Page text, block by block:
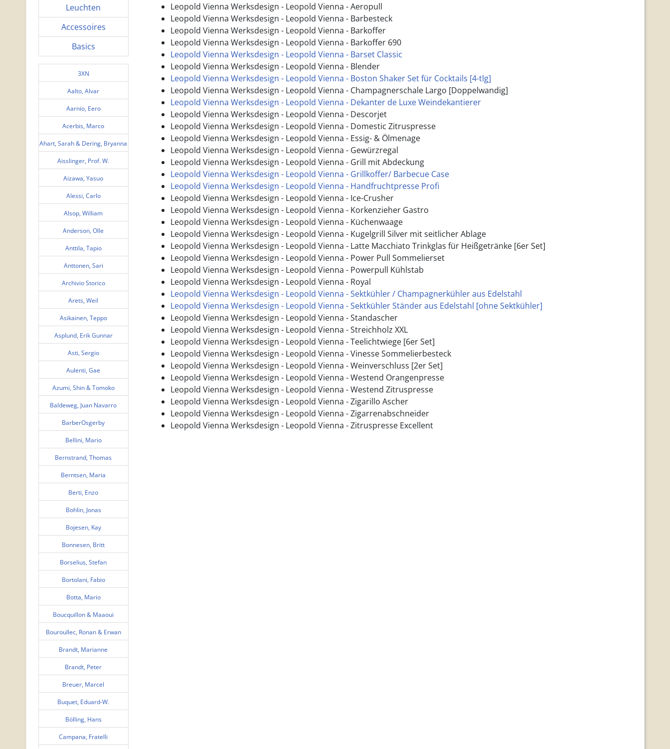
Leuchten
Accessoires
Basics
3XN
Aalto, Alvar
Aarnio, Eero
Acerbis, Marco
Ahart, Sarah & Dering, Bryanna
Aisslinger, Prof. W.
Aizawa, Yasuo
Alessi, Carlo
Alsop, William
Anderson, Olle
Anttila, Tapio
Anttonen, Sari
Archivio Storico
Arets, Weil
Asikainen, Teppo
Asplund, Erik Gunnar
Asti, Sergio
Aulenti, Gae
Azumi, Shin & Tomoko
Baldeweg, Juan Navarro
BarberOsgerby
Bellini, Mario
Bernstrand, Thomas
Berntsen, Maria
Berti, Enzo
Bohlin, Jonas
Bojesen, Kay
Bonnesen, Britt
Borselius, Stefan
Bortolani, Fabio
Botta, Mario
Boucquillon & Maaoui
Bouroullec, Ronan & Erwan
Brandt, Marianne
Brandt, Peter
Breuer, Marcel
Buquet, Eduard-W.
Bölling, Hans
Campana, Fratelli
Leopold Vienna Werksdesign - Leopold Vienna - Aeropull
Leopold Vienna Werksdesign - Leopold Vienna - Barbesteck
Leopold Vienna Werksdesign - Leopold Vienna - Barkoffer
Leopold Vienna Werksdesign - Leopold Vienna - Barkoffer 690
Leopold Vienna Werksdesign - Leopold Vienna - Barset Classic
Leopold Vienna Werksdesign - Leopold Vienna - Blender
Leopold Vienna Werksdesign - Leopold Vienna - Boston Shaker Set für Cocktails [4-tlg]
Leopold Vienna Werksdesign - Leopold Vienna - Champagnerschale Largo [Doppelwandig]
Leopold Vienna Werksdesign - Leopold Vienna - Dekanter de Luxe Weindekantierer
Leopold Vienna Werksdesign - Leopold Vienna - Descorjet
Leopold Vienna Werksdesign - Leopold Vienna - Domestic Zitruspresse
Leopold Vienna Werksdesign - Leopold Vienna - Essig- & Ölmenage
Leopold Vienna Werksdesign - Leopold Vienna - Gewürzregal
Leopold Vienna Werksdesign - Leopold Vienna - Grill mit Abdeckung
Leopold Vienna Werksdesign - Leopold Vienna - Grillkoffer/ Barbecue Case
Leopold Vienna Werksdesign - Leopold Vienna - Handfruchtpresse Profi
Leopold Vienna Werksdesign - Leopold Vienna - Ice-Crusher
Leopold Vienna Werksdesign - Leopold Vienna - Korkenzieher Gastro
Leopold Vienna Werksdesign - Leopold Vienna - Küchenwaage
Leopold Vienna Werksdesign - Leopold Vienna - Kugelgrill Silver mit seitlicher Ablage
Leopold Vienna Werksdesign - Leopold Vienna - Latte Macchiato Trinkglas für Heißgetränke [6er Set]
Leopold Vienna Werksdesign - Leopold Vienna - Power Pull Sommelierset
Leopold Vienna Werksdesign - Leopold Vienna - Powerpull Kühlstab
Leopold Vienna Werksdesign - Leopold Vienna - Royal
Leopold Vienna Werksdesign - Leopold Vienna - Sektkühler / Champagnerkühler aus Edelstahl
Leopold Vienna Werksdesign - Leopold Vienna - Sektkühler Ständer aus Edelstahl [ohne Sektkühler]
Leopold Vienna Werksdesign - Leopold Vienna - Standascher
Leopold Vienna Werksdesign - Leopold Vienna - Streichholz XXL
Leopold Vienna Werksdesign - Leopold Vienna - Teelichtwiege [6er Set]
Leopold Vienna Werksdesign - Leopold Vienna - Vinesse Sommelierbesteck
Leopold Vienna Werksdesign - Leopold Vienna - Weinverschluss [2er Set]
Leopold Vienna Werksdesign - Leopold Vienna - Westend Orangenpresse
Leopold Vienna Werksdesign - Leopold Vienna - Westend Zitruspresse
Leopold Vienna Werksdesign - Leopold Vienna - Zigarillo Ascher
Leopold Vienna Werksdesign - Leopold Vienna - Zigarrenabschneider
Leopold Vienna Werksdesign - Leopold Vienna - Zitruspresse Excellent